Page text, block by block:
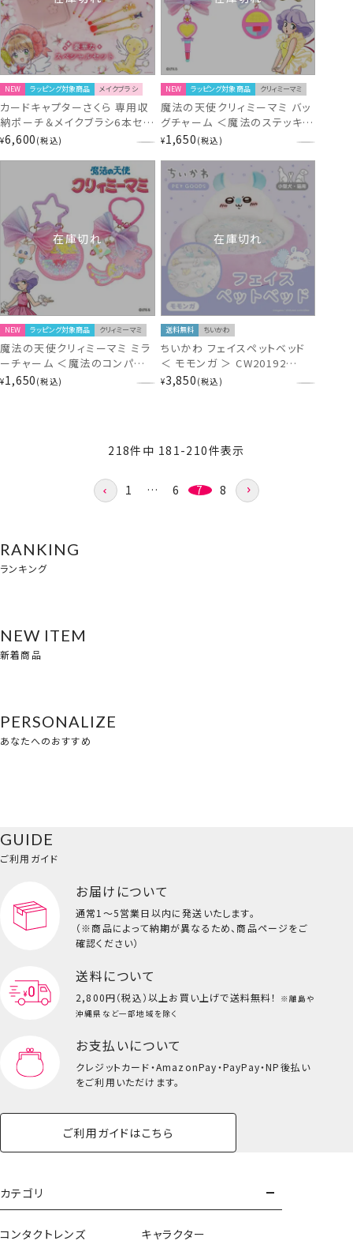
NEW ラッピング対象商品 メイクブラシ
カードキャプターさくら 専用収
納ポーチ＆メイクブラシ6本セッ
ト CC20009
¥6,600 税込
NEW ラッピング対象商品 クリィミーマミ
魔法の天使クリィミーマミ バッ
グチャーム ＜魔法のステッキ /
魔法のコンパクト ＞ shobido
¥1,650 税込
在庫切れ
NEW ラッピング対象商品 クリィミーマミ
魔法の天使クリィミーマミ ミラ
ーチャーム ＜魔法のコンパクト
/ ルミナスター ＞ shobido 粧
¥1,650 税込
在庫切れ
送料無料 ちいかわ
ちいかわ フェイスペットベッド
＜ モモンガ ＞ CW20192
chiikawa ペットグッズ
¥3,850 税込
218件中 181 -210件表示
1 … 6 7 8
RANKING
ランキング
NEW ITEM
新着商品
PERSONALIZE
あなたへのおすすめ
GUIDE
ご利用ガイド
お届けについて
通常1～5営業日以内に発送いたします。
（※商品によって納期が異なるため、商品ページをご
確認ください）
送料について
2,800円（税込）以上お買い上げで送料無料！
※離島や
沖縄県など一部地域を除く
お支払いについて
クレジットカード・AmazonPay・PayPay・NP後払い
をご利用いただけます。
ご利用ガイドはこちら
カテゴリ
コンタクトレンズ キャラクター